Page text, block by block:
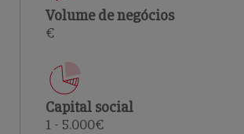
Volume de negócios
€
Capital social
1 - 5.000€